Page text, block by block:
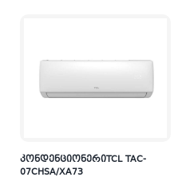
კონდენციონერიTCL TAC-
07CHSA/XA73